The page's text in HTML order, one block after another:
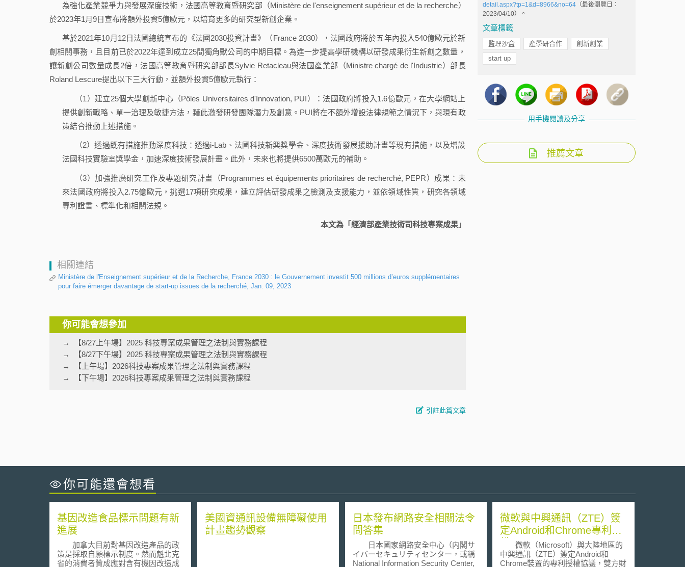
為強化產業競爭力與發展深度技術，法國高等教育暨研究部（Ministère de l'enseignement supérieur et de la recherche）
於2023年1月9日宣布將額外投資5億歐元，以培育更多的研究型新創企業。
基於2021年10月12日法國總統宣布的《法國2030投資計畫》（France 2030），法國政府將於五年內投入540億歐元於新
創相關事務，且目前已於2022年達到成立25間獨角獸公司的中期目標。為進一步提高學研機構以研發成果衍生新創之數量，
讓新創公司數量成長2倍，法國高等教育暨研究部部長Sylvie Retacleau與法國產業部（Ministre chargé de l'Industrie）部長
Roland Lescure提出以下三大行動，並額外投資5億歐元執行：
（1）建立25個大學創新中心（Pôles Universitaires d'Innovation, PUI）：法國政府將投入1.6億歐元，在大學網站上
提供創新戰略、單一治理及敏捷方法，藉此激發研發團隊潛力及創意。PUI將在不額外增設法律規範之情況下，與現有政
策結合推動上述措施。
（2）透過既有措施推動深度科技：透過i-Lab、法國科技新興獎學金、深度技術發展援助計畫等現有措施，以及增設
法國科技實驗室獎學金，加速深度技術發展計畫。此外，未來也將提供6500萬歐元的補助。
（3）加強推廣研究工作及專題研究計畫（Programmes et équipements prioritaires de recherché, PEPR）成果：未
來法國政府將投入2.75億歐元，挑選17項研究成果，建立評估研發成果之檢測及支援能力，並依領域性質，研究各領域
專利證書、標準化和相關法規。
本文為「經濟部產業技術司科技專案成果」
相關連結
Ministère de l'Enseignement supérieur et de la Recherche, France 2030 : le Gouvernement investit 500 millions d’euros supplémentaires
pour faire émerger davantage de start-up issues de la recherché, Jan. 09, 2023
你可能會想參加
【8/27上午場】2025 科技專案成果管理之法制與實務課程
【8/27下午場】2025 科技專案成果管理之法制與實務課程
【上午場】2026科技專案成果管理之法制與實務課程
【下午場】2026科技專案成果管理之法制與實務課程
引註此篇文章
detail.aspx?tp=1&d=8966&no=64（最後瀏覽日：
2023/04/10）。
文章標籤
監理沙盒 產學研合作
創新創業
start up
用手機閱讀及分享
推薦文章
你可能還會想看
基因改造食品標示問題有新
進展
加拿大目前對基因改造產品的政
策是採取自願標示制度。然而魁北克
省的消費者贊成應對含有機因改造成
美國資通訊設備無障礙使用
計畫趨勢觀察
日本發布網路安全相關法令
問答集
日本國家網路安全中心（内閣サ
イバーセキュリティセンター，或稱
National Information Security Center,
微軟與中興通訊（ZTE）簽
定Android和Chrome專利授
微軟（Microsoft）與大陸地區的
中興通訊（ZTE）簽定Android和
Chrome裝置的專利授權協議，雙方財